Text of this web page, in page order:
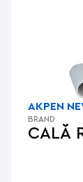
CALĂ
AKPEN
BRAND